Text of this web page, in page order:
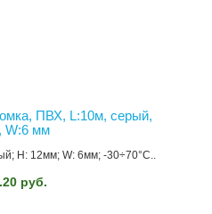
ПВХ, L:10м, серый,
W:6 мм
H: 12мм; W: 6мм; -30÷70°C..
руб.